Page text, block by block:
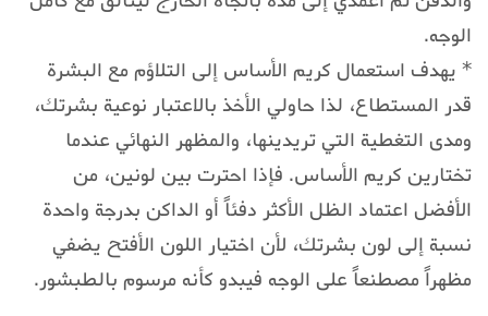
الوجه.
* يهدف استعمال كريم الأساس إلى التلاؤم مع البشرة
قدر المستطاع، لذا حاولي الأخذ بالاعتبار نوعية بشرتك،
ومدى التغطية التي تريدينها، والمظهر النهائي عندما
تختارين كريم الأساس. فإذا احترت بين لونين، من
الأفضل اعتماد الظل الأكثر دفئاً أو الداكن بدرجة واحدة
نسبة إلى لون بشرتك، لأن اختيار اللون الأفتح يضفي
مظهراً مصطنعاً على الوجه فيبدو كأنه مرسوم بالطبشور.